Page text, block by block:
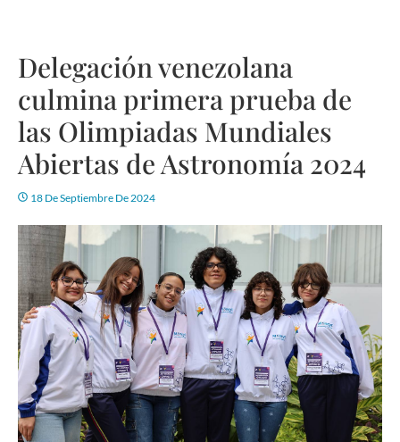
Delegación venezolana
culmina primera prueba de
las Olimpiadas Mundiales
Abiertas de Astronomía 2024
18 De Septiembre De 2024